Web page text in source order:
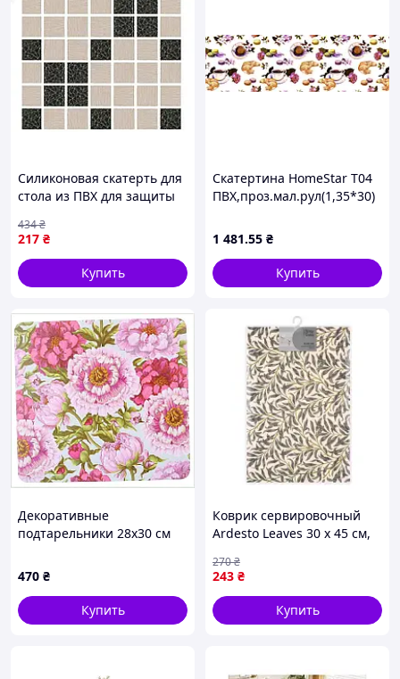
Силиконовая скатерть для
стола из ПВХ для защиты
загрязнений и
повреждений
217 ₴
434₴
Купить
Скатертина HomeStar T04
ПВХ,проз.мал.рул(1,35*30)
1 481.55 ₴
Купить
Декоративные
подтарельники 28х30 см
12 ед, A9015M2X88
470 ₴
Купить
Коврик сервировочный
Ardesto Leaves 30 х 45 см,
хлопок (ART06LV)
243 ₴
270₴
Купить